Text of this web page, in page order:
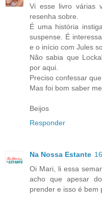
Vi esse livro várias
resenha sobre.
É uma história
suspense. É
e o início com Jules
Não sabia que
por aqui.
Preciso confessar
Mas foi bom saber
Beijos
Responder
Na Nossa Estante
Oi Mari, li essa
acho que apesar
prender e isso é bem